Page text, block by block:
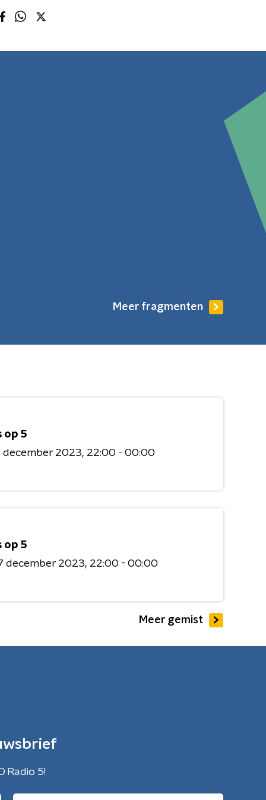
Meer fragmenten
op 5
december 2023 22:00 - 00:00
op 5
december 2023 22:00 - 00:00
Meer gemist
Radio 5!